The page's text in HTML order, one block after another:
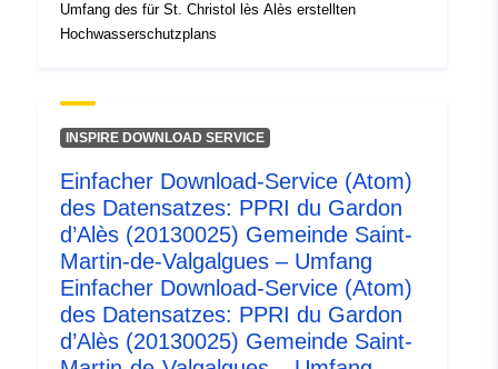
Umfang des für St. Christol lès Alès erstellten
Hochwasserschutzplans
INSPIRE DOWNLOAD SERVICE
Einfacher Download-Service (Atom)
des Datensatzes: PPRI du Gardon
d’Alès (20130025) Gemeinde Saint-
Martin-de-Valgalgues – Umfang
Einfacher Download-Service (Atom)
des Datensatzes: PPRI du Gardon
d’Alès (20130025) Gemeinde Saint-